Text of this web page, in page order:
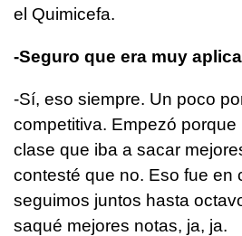
el Quimicefa.
-Seguro que era muy
-Sí, eso siempre. Un poco
competitiva. Empezó
clase que iba a sacar
contesté que no. Eso fue en
seguimos juntos hasta
saqué mejores notas, ja, ja.